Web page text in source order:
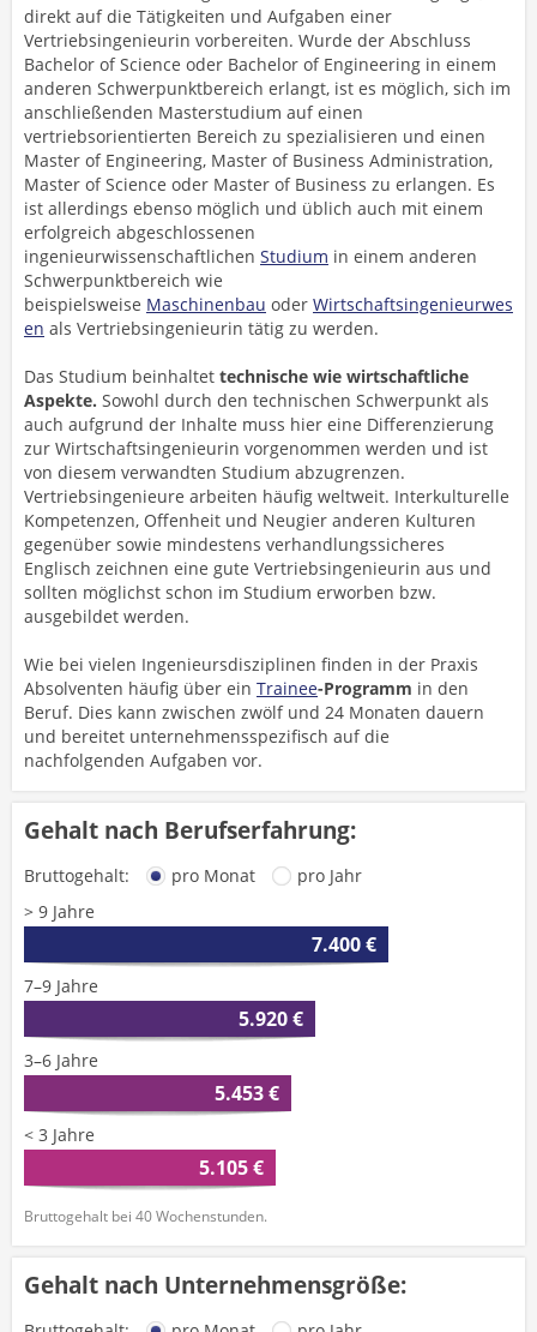
direkt auf die Tätigkeiten und Aufgaben einer
Vertriebsingenieurin vorbereiten. Wurde der Abschluss
Bachelor of Science oder Bachelor of Engineering in einem
anderen Schwerpunktbereich erlangt, ist es möglich, sich im
anschließenden Masterstudium auf einen
vertriebsorientierten Bereich zu spezialisieren und einen
Master of Engineering, Master of Business Administration,
Master of Science oder Master of Business zu erlangen. Es
ist allerdings ebenso möglich und üblich auch mit einem
erfolgreich abgeschlossenen
ingenieurwissenschaftlichen Studium in einem anderen
Schwerpunktbereich wie
beispielsweise Maschinenbau oder Wirtschaftsingenieurwes
en als Vertriebsingenieurin tätig zu werden.
Das Studium beinhaltet technische wie wirtschaftliche
Aspekte. Sowohl durch den technischen Schwerpunkt als
auch aufgrund der Inhalte muss hier eine Differenzierung
zur Wirtschaftsingenieurin vorgenommen werden und ist
von diesem verwandten Studium abzugrenzen.
Vertriebsingenieure arbeiten häufig weltweit. Interkulturelle
Kompetenzen, Offenheit und Neugier anderen Kulturen
gegenüber sowie mindestens verhandlungssicheres
Englisch zeichnen eine gute Vertriebsingenieurin aus und
sollten möglichst schon im Studium erworben bzw.
ausgebildet werden.
Wie bei vielen Ingenieursdisziplinen finden in der Praxis
Absolventen häufig über ein Trainee-Programm in den
Beruf. Dies kann zwischen zwölf und 24 Monaten dauern
und bereitet unternehmensspezifisch auf die
nachfolgenden Aufgaben vor.
Gehalt nach Berufserfahrung:
Bruttogehalt: pro Monat
pro Jahr
> 9 Jahre
7.400 €
7–9 Jahre
5.920 €
3–6 Jahre
5.453 €
< 3 Jahre
5.105 €
Bruttogehalt bei 40 Wochenstunden.
Gehalt nach Unternehmensgröße: